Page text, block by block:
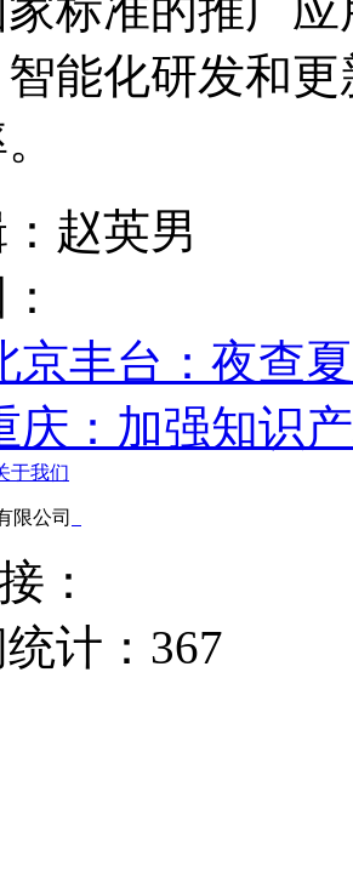
能化研发和
赵英男
京丰台：夜查
庆：加强知识
于我们
限公司
：
计： 367